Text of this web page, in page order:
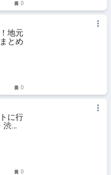
0
地元
とめ
0
に行
滞
0